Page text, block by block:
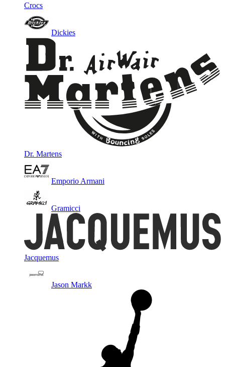
Crocs
Dickies
Dr. Martens
Emporio Armani
Gramicci
Jacquemus
Jason Markk